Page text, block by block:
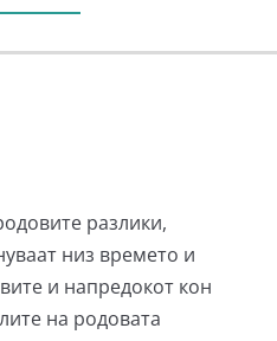
разлики,
низ времето и
и напредокот кон
на родовата